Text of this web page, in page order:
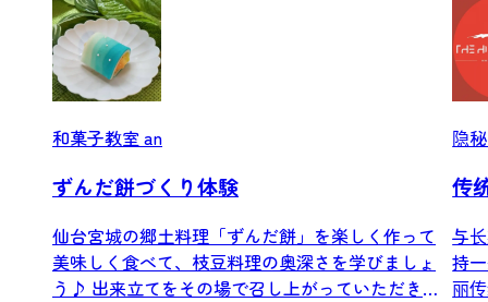
和菓子教室 an
ずんだ餅づくり体験
仙台宮城の郷土料理「ずんだ餅」を楽しく作って
美味しく食べて、枝豆料理の奥深さを学びましょ
う♪ 出来立てをその場で召し上がっていただきま
隐
传
与
持
丽